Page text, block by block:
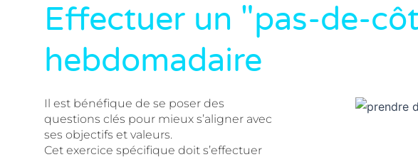
Effectuer un "pas-de-
hebdomadaire
Il est bénéfique de se poser des
questions clés pour mieux s’aligner avec
ses objectifs et valeurs.
Cet exercice spécifique doit s’effectuer